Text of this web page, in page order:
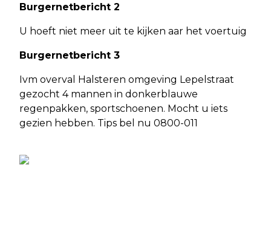
Burgernetbericht 2
U hoeft niet meer uit te kijken aar het voertuig
Burgernetbericht 3
Ivm overval Halsteren omgeving Lepelstraat
gezocht 4 mannen in donkerblauwe
regenpakken, sportschoenen. Mocht u iets
gezien hebben. Tips bel nu 0800-011